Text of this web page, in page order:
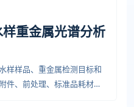
重金属光谱分析
样样品、重金属检测目标和
件、前处理、标准品耗材、